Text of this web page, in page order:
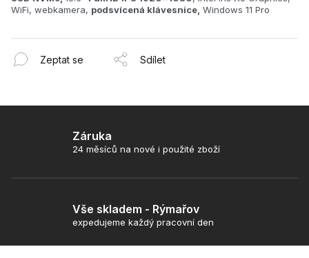
WiFi, webkamera, podsvícená klávesnice, Windows 11 Pro
Zeptat se Sdílet
Záruka
24 měsíců na nové i použité zboží
Vše skladem - Rýmařov
expedujeme každý pracovní den